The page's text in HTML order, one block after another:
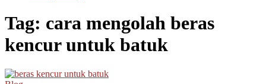
Tag: cara mengolah beras
kencur untuk batuk